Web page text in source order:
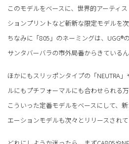
このモデルをベースに、世界的アーティ
ションプリントなど斬新な限定モデルを次
ちなみに「805」のネーミングは、UGG®
サンタバーバラの市外局番からきているん
ほかにもスリッポンタイプの「NEUTRA
ルにもプチフォーマルにも合わせられる
こういった定番モデルをベースにして、
エーションモデルも次々とリリースされて